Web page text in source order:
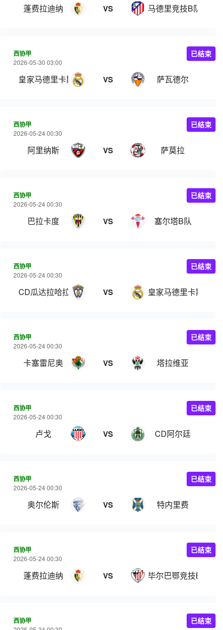
蓬费拉迪纳 VS 马德里竞技B队
西协甲
2026-05-30 03:00
皇家马德里卡斯蒂亚 VS 萨瓦德尔
已结束
西协甲
2026-05-24 00:30
阿里纳斯 VS 萨莫拉
已结束
西协甲
2026-05-24 00:30
巴拉卡度 VS 塞尔塔B队
已结束
西协甲
2026-05-24 00:30
CD瓜达拉哈拉 VS 皇家马德里卡斯蒂亚
已结束
西协甲
2026-05-24 00:30
卡塞雷尼奥 VS 塔拉维亚
已结束
西协甲
2026-05-24 00:30
卢戈 VS CD阿尔廷
已结束
西协甲
2026-05-24 00:30
奥尔伦斯 VS 特内里费
已结束
西协甲
2026-05-24 00:30
蓬费拉迪纳 VS 毕尔巴鄂竞技B队
已结束
西协甲 已结束